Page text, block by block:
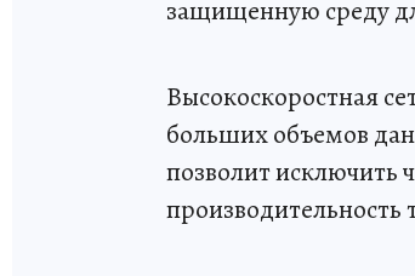
защищенную среду
Высокоскоростная
больших объемов
позволит исключить
производительность